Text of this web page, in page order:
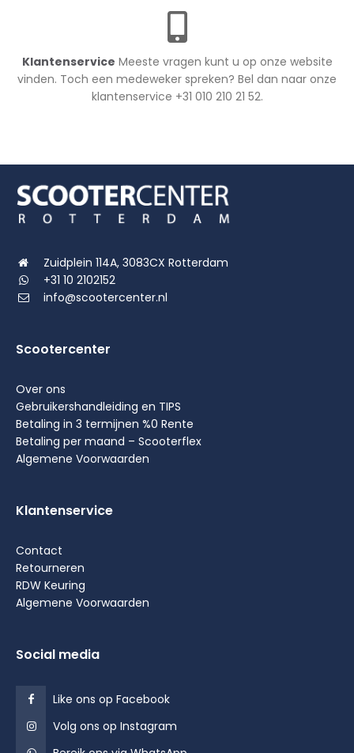
Klantenservice Meeste vragen kunt u op onze website
vinden. Toch een medeweker spreken? Bel dan naar onze
klantenservice +31 010 210 21 52.
Zuidplein 114A, 3083CX Rotterdam
+31 10 2102152
info@scootercenter.nl
Scootercenter
Over ons
Gebruikershandleiding en TIPS
Betaling in 3 termijnen %0 Rente
Betaling per maand – Scooterflex
Algemene Voorwaarden
Klantenservice
Contact
Retourneren
RDW Keuring
Algemene Voorwaarden
Social media
Like ons op Facebook
Volg ons op Instagram